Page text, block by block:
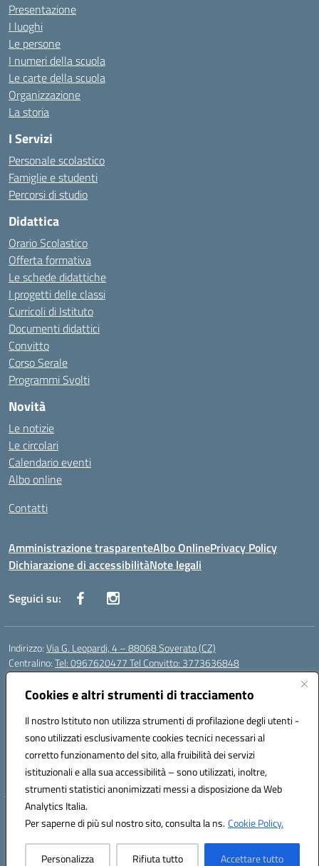
Cookies e altri strumenti di tracciamento
Il nostro Istituto non utilizza strumenti di profilazione degli utenti -
sono utilizzati esclusivamente cookies tecnici necessari al
corretto funzionamento del sito, alla fruibilità dei servizi
istituzionali e alla sua accessibilità – sono utilizzati, inoltre,
strumenti statistici anonimizzati messi a disposizione da Web
Analytics Italia.
Per saperne di più sul nostro sito, consulta la ns.Cookie Policy.
Personalizza Rifiuta tutto Accettare tutto
Presentazione
I luoghi
Le persone
I numeri della scuola
Le carte della scuola
Organizzazione
La storia
I Servizi
Personale scolastico
Famiglie e studenti
Percorsi di studio
Didattica
Orario Scolastico
Offerta formativa
Le schede didattiche
I progetti delle classi
Curricoli di Istituto
Documenti didattici
Convitto
Corso Serale
Programmi Svolti
Novità
Le notizie
Le circolari
Calendario eventi
Albo online
Contatti
Amministrazione trasparenteAlbo OnlinePrivacy Policy
Dichiarazione di accessibilitàNote legali
Seguici su:
Indirizzo:Via G. Leopardi, 4 – 88068 Soverato (CZ)
Centralino:Tel: 0967620477 Tel Convitto: 3773636848
Email:
Posta elettronica certificata (PEC):czrh04000q@pec.istruzione.it
Codice fiscale: 84000690796
Codice meccanografico:CZRH04000Q
Codice Indice delle Pubbliche Amministrazioni (IPA): istsc_czrh04000q
Codice unico di fatturazione (CUF): UF9M13
Hosting & Powered by 3D Solution S.r.l.
Concept & Design by Designers Italia